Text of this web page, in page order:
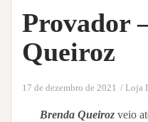
Provador
Queiroz
17 de dezembro de 2021 Loja
Brenda Queirozveio